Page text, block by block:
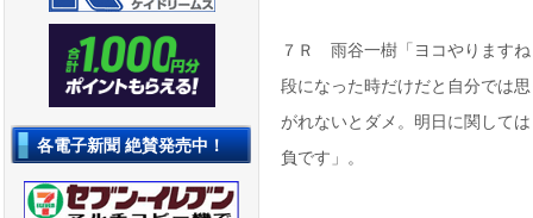
各電子新聞 絶賛発売中！
７Ｒ 雨谷一樹「ヨコやります
段になった時だけだと自分では
がれないとダメ。明日に関して
負です」。